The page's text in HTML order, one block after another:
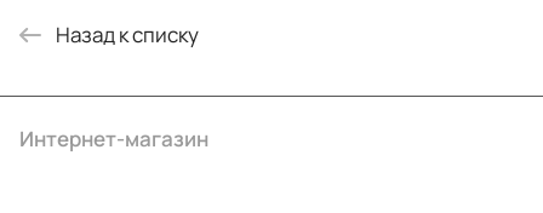
Назад к списку
Интернет-магазин